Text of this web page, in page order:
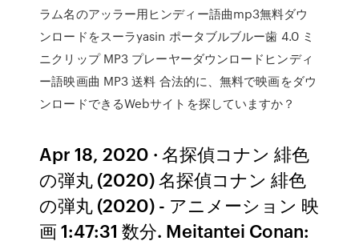
ラム名のアッラー用ヒンディー語曲mp3無料ダウ
ンロードをスーラyasin ポータブルブルー歯 4.0 ミ
ニクリップ MP3 プレーヤーダウンロードヒンディ
ー語映画曲 MP3 送料 合法的に、無料で映画をダウ
ンロードできるWebサイトを探していますか？
Apr 18, 2020 · 名探偵コナン 緋色
の弾丸 (2020) 名探偵コナン 緋色
の弾丸 (2020) - アニメーション 映
画 1:47:31 数分. Meitantei Conan: